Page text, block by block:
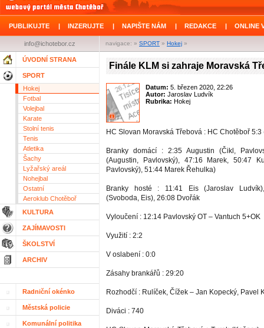
PUBLIKUJTE | INZERUJTE | NAPIŠTE NÁM | REDAKCE | ONLINE
navigace: » SPORT » Hokej »
info@ichotebor.cz
ÚVODNÍ STRANA
SPORT
Hokej
Fotbal
Volejbal
Karate
Stolní tenis
Tenis
Atletika
Šachy
Lyžařský areál
Nohejbal
Ostatní
Aeroklub Chotěboř
KULTURA
ZAJÍMAVOSTI
ŠKOLSTVÍ
ARCHIV
Radniční okénko
Městská policie
Komunální politika
Finále KLM si zahraje Moravská
Datum: 5. březen 2020, 22:26
Autor: Jaroslav Ludvík
Rubrika: Hokej
HC Slovan Moravská Třebová : HC Chotěboř 5:3
Branky domácí : 2:35 Augustin (Čikl,
(Augustin, Pavlovský), 47:16 Marek, 50:47
Pavlovský), 51:44 Marek Řehulka)
Branky hosté : 11:41 Eis (Jaroslav
(Svoboda, Eis), 26:08 Dvořák
Vyloučení : 12:14 Pavlovský OT – Vantuch 5+OK
Využití : 2:2
V oslabení : 0:0
Zásahy brankářů : 29:20
Rozhodčí : Rulíček, Čížek – Jan Kopecký, Pavel
Diváci : 740